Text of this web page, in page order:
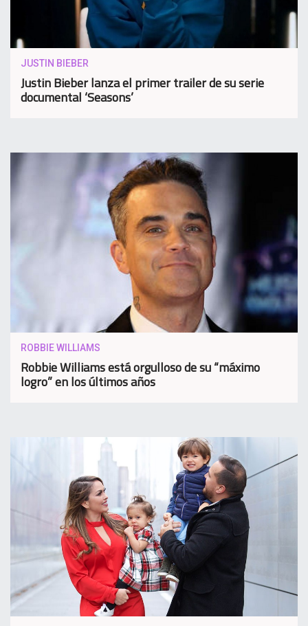
JUSTIN BIEBER
Justin Bieber lanza el primer trailer de su serie
documental ‘Seasons’
ROBBIE WILLIAMS
Robbie Williams está orgulloso de su “máximo
logro” en los últimos años